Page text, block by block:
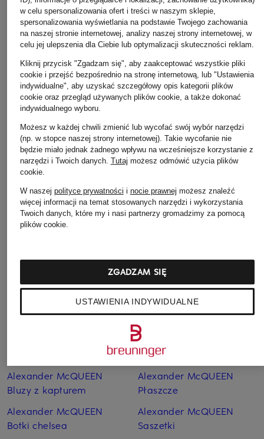
+ rabat promocyjny
Maison Margiela
Sneakersy REPLICA
1 515 zł
Najniższa cena:
1 287,75 zł
Cena regularna:
2 985 zł
GOLDEN GOOSE
Sneakersy BALL STAR
2 060 zł
Chloé
Sneakersy KICK
Alexander McQUEEN
Bluzki
Alexander McQUEEN
Bluzy z kapturem
Alexander McQUEEN
Botki chelsea
Alexander McQUEEN
Paski
Alexander McQUEEN
Plecaki
Alexander McQUEEN
Płaszcze
Alexander McQUEEN
Saszetki
w celu spersonalizowania ofert i treści w naszym sklepie,
spersonalizowania wyświetlania na podstawie Twojego zachowania
na naszej stronie internetowej, analizy naszej strony internetowej, w
celu jej ulepszenia dla Ciebie lub optymalizacji skuteczności reklam.
Kliknij przycisk "Zgadzam się", aby zaakceptować wszystkie pliki
cookie i przejść bezpośrednio na stronę internetową, lub "Ustawienia
indywidualne", aby uzyskać szczegółowy opis kategorii plików
cookie oraz przegląd używanych plików cookie, a także dokonać
indywidualnego wyboru.
Możesz w każdej chwili zmienić lub wycofać swój wybór narzędzi
(np. w stopce naszej strony internetowej). Takie wycofanie nie
będzie miało jednak żadnego wpływu na wcześniejsze korzystanie z
narzędzi i Twoich danych. Tutaj możesz odmówić użycia plików
cookie.
W naszej polityce prywatności i nocie prawnej możesz znaleźć
więcej informacji na temat stosowanych narzędzi i wykorzystania
Twoich danych, które my i nasi partnerzy gromadzimy za pomocą
plików cookie.
USTAWIENIA INDYWIDUALNE
ZGADZAM SIĘ